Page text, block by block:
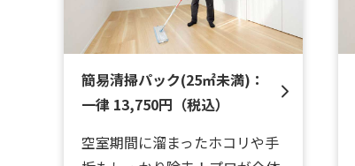
簡易清掃パック(25㎡未満)：
一律 13,750円（税込）
空室期間に溜まったホコリや手